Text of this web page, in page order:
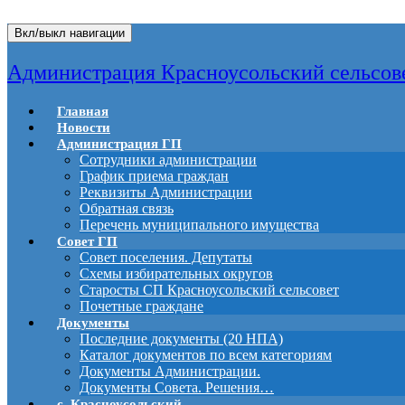
Вкл/выкл навигации
Администрация Красноусольский
Главная
Новости
Администрация ГП
Сотрудники администрации
График приема граждан
Реквизиты Администрации
Обратная связь
Перечень муниципального имущества
Совет ГП
Совет поселения. Депутаты
Схемы избирательных округов
Старосты СП Красноусольский сельсовет
Почетные граждане
Документы
Последние документы (20 НПА)
Каталог документов по всем категориям
Документы Администрации.
Документы Совета. Решения…